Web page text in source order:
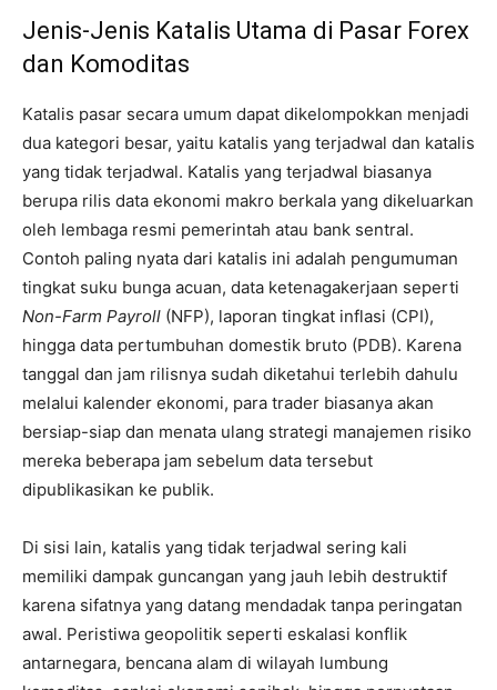
Jenis-Jenis Katalis Utama di Pasar Forex
dan Komoditas
Katalis pasar secara umum dapat dikelompokkan menjadi
dua kategori besar, yaitu katalis yang terjadwal dan katalis
yang tidak terjadwal. Katalis yang terjadwal biasanya
berupa rilis data ekonomi makro berkala yang dikeluarkan
oleh lembaga resmi pemerintah atau bank sentral.
Contoh paling nyata dari katalis ini adalah pengumuman
tingkat suku bunga acuan, data ketenagakerjaan seperti
Non-Farm Payroll (NFP), laporan tingkat inflasi (CPI),
hingga data pertumbuhan domestik bruto (PDB). Karena
tanggal dan jam rilisnya sudah diketahui terlebih dahulu
melalui kalender ekonomi, para trader biasanya akan
bersiap-siap dan menata ulang strategi manajemen risiko
mereka beberapa jam sebelum data tersebut
dipublikasikan ke publik.
Di sisi lain, katalis yang tidak terjadwal sering kali
memiliki dampak guncangan yang jauh lebih destruktif
karena sifatnya yang datang mendadak tanpa peringatan
awal. Peristiwa geopolitik seperti eskalasi konflik
antarnegara, bencana alam di wilayah lumbung